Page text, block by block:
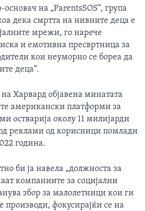
на „ParentsSOS“, група
дека смртта на нивните деца е
мрежи, го нарече
и емотивна пресвртница за
кои неуморно се бореа да
деца“.
на Харвард објавена минатата
американски платформи за
остварија околу 11 милијарди
реклами од корисници помлади
година.
би ја навела „должноста за
компаниите за социјални
збор за малолетници кои ги
производи, фокусирајќи се на